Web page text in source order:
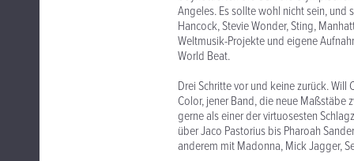
Angeles. Es sollte wohl nicht sein, und
Hancock, Stevie Wonder, Sting,
Weltmusik-Projekte und eigene
World Beat.
Drei Schritte vor und keine zurück.
Color, jener Band, die neue Maßstäbe
gerne als einer der virtuosesten
über Jaco Pastorius bis Pharoah
anderem mit Madonna, Mick Jagger,